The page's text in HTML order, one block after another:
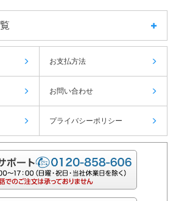
お支払方法
お問い合わせ
プライバシーポリシー